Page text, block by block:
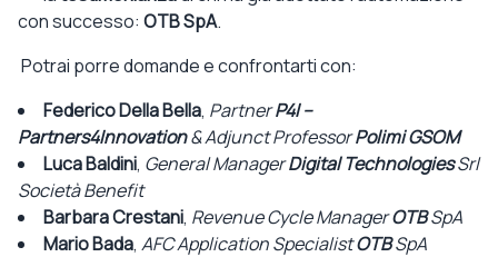
con successo: OTB SpA.
Potrai porre domande e confrontarti con:
Federico Della Bella, PartnerP4I –
Partners4Innovation& Adjunct ProfessorPolimi GSOM
Luca Baldini, General ManagerDigital TechnologiesSrl
Società Benefit
Barbara Crestani, Revenue Cycle ManagerOTBSpA
Mario Bada, AFC Application SpecialistOTBSpA